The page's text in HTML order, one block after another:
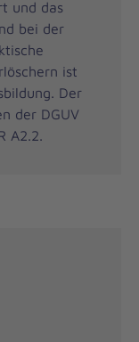
und das
bei der
ist
Der
der DGUV
A2.2.